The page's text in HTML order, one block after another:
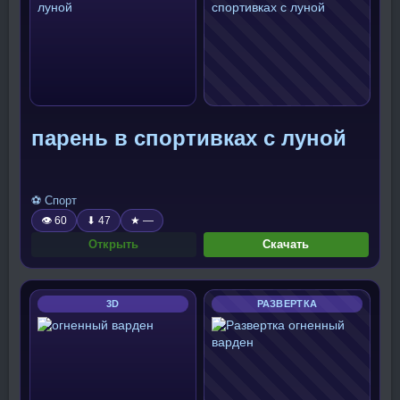
парень в спортивках с луной
⚽ Спорт
👁 60 ⬇ 47 ★ —
Открыть Скачать
3D РАЗВЕРТКА